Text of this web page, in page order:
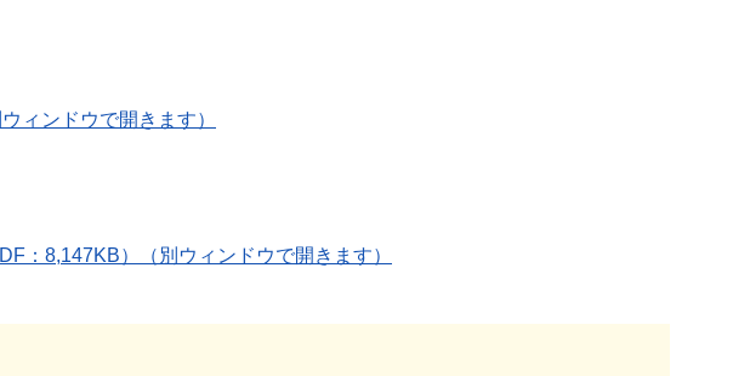
ィンドウで開きます）
：8,147KB）（別ウィンドウで開きます）